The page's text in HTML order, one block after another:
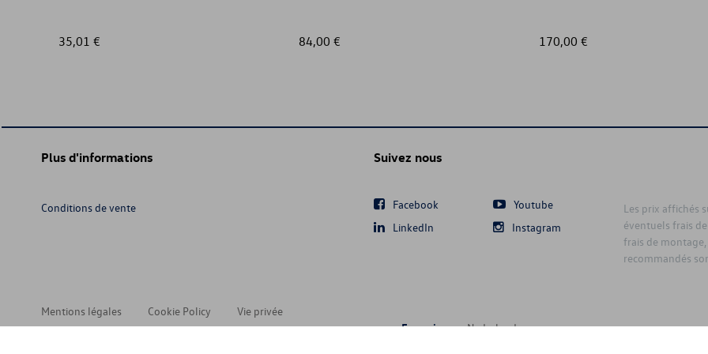
35,01 € 84,00 € 170,00 €
Plus d'informations
Conditions de vente
Suivez nous
Facebook
Youtube
LinkedIn
Instagram
Les prix affichés
éventuels frais
frais de
recommandés
Mentions légales Cookie Policy
Vie privée
Français
Nederlands